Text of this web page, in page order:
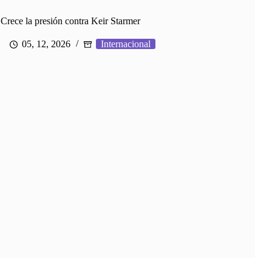
Crece la presión contra Keir Starmer
05, 12, 2026 Internacional